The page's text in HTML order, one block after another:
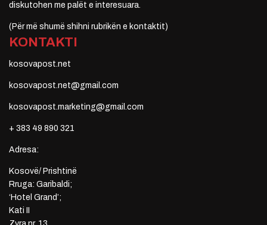
diskutohen me palët e interesuara.
(Për më shumë shihni rubrikën e kontaktit)
KONTAKTI
kosovapost.net
kosovapost.net@gmail.com
kosovapost.marketing@gmail.com
+ 383 49 890 321
Adresa:
Kosovë/ Prishtinë
Rruga: Garibaldi;
‘Hotel Grand’;
Kati II